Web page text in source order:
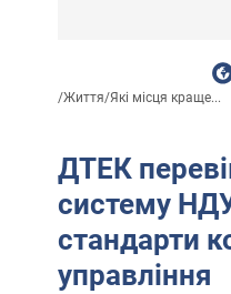
/Життя/Які місця краще...
ДТЕК
систему
стандарти
управління